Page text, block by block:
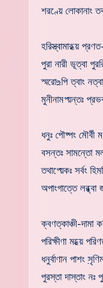
শরণ্য়ে লোকানাং
হরিস্ত্বামারধ্য়
পুরা নারী ভূত্বা
স্মরো‌உপি ত্বাং
মুনীনামপ্য়ন্তঃ
ধনুঃ পৌষ্পং মৌর্বী
বসন্তঃ সামন্তো
তথাপ্য়েকঃ সর্বং
অপাংগাত্তে
ক্বণত্কাঞ্চী-
পরিক্ষীণা মধ্য়ে
ধনুর্বাণান পাশং সৃ
পুরস্তা দাস্তাং নঃ